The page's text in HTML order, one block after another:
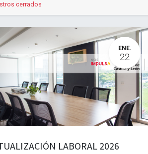
cerrados
ENE.
22
LABORAL 2026